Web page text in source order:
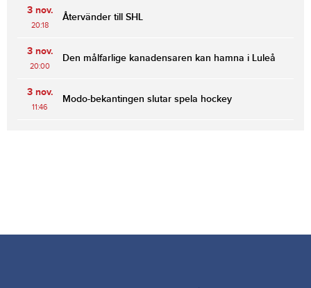
3 nov.
20:18
Återvänder till SHL
3 nov.
20:00
Den målfarlige kanadensaren kan hamna i Luleå
3 nov.
11:46
Modo-bekantingen slutar spela hockey